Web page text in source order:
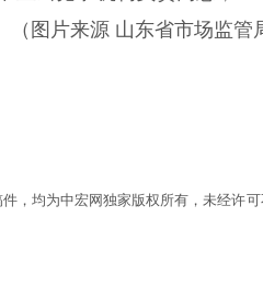
图片来源 山东省市场监管
件，均为中宏网独家版权所有，未经许